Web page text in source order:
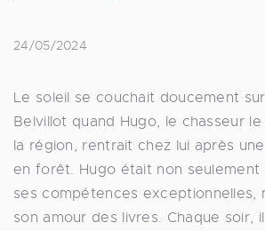
24/05/2024
Le soleil se couchait doucement
Belvillot quand Hugo, le chasseur
la région, rentrait chez lui après
en forêt. Hugo était non
ses compétences exceptionnelles,
son amour des livres. Chaque soir,